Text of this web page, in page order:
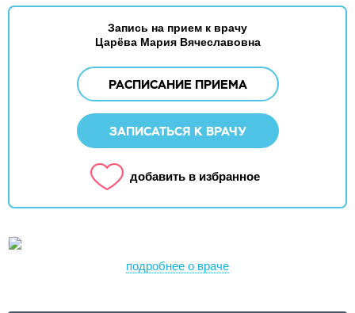
Запись на прием к врачу
Царёва Мария Вячеславовна
РАСПИСАНИЕ ПРИЕМА
ЗАПИСАТЬСЯ К ВРАЧУ
добавить в избранное
подробнее о враче